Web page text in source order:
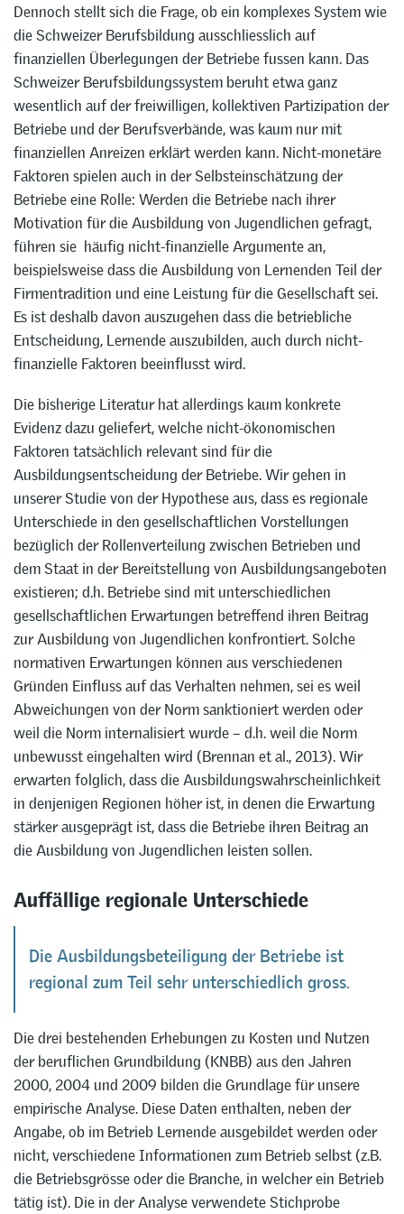
Dennoch stellt sich die Frage, ob ein komplexes System wie
die Schweizer Berufsbildung ausschliesslich auf
finanziellen Überlegungen der Betriebe fussen kann. Das
Schweizer Berufsbildungssystem beruht etwa ganz
wesentlich auf der freiwilligen, kollektiven Partizipation der
Betriebe und der Berufsverbände, was kaum nur mit
finanziellen Anreizen erklärt werden kann. Nicht-monetäre
Faktoren spielen auch in der Selbsteinschätzung der
Betriebe eine Rolle: Werden die Betriebe nach ihrer
Motivation für die Ausbildung von Jugendlichen gefragt,
führen sie häufig nicht-finanzielle Argumente an,
beispielsweise dass die Ausbildung von Lernenden Teil der
Firmentradition und eine Leistung für die Gesellschaft sei.
Es ist deshalb davon auszugehen dass die betriebliche
Entscheidung, Lernende auszubilden, auch durch nicht-
finanzielle Faktoren beeinflusst wird.
Die bisherige Literatur hat allerdings kaum konkrete
Evidenz dazu geliefert, welche nicht-ökonomischen
Faktoren tatsächlich relevant sind für die
Ausbildungsentscheidung der Betriebe. Wir gehen in
unserer Studie von der Hypothese aus, dass es regionale
Unterschiede in den gesellschaftlichen Vorstellungen
bezüglich der Rollenverteilung zwischen Betrieben und
dem Staat in der Bereitstellung von Ausbildungsangeboten
existieren; d.h. Betriebe sind mit unterschiedlichen
gesellschaftlichen Erwartungen betreffend ihren Beitrag
zur Ausbildung von Jugendlichen konfrontiert. Solche
normativen Erwartungen können aus verschiedenen
Gründen Einfluss auf das Verhalten nehmen, sei es weil
Abweichungen von der Norm sanktioniert werden oder
weil die Norm internalisiert wurde – d.h. weil die Norm
unbewusst eingehalten wird (Brennan et al., 2013). Wir
erwarten folglich, dass die Ausbildungswahrscheinlichkeit
in denjenigen Regionen höher ist, in denen die Erwartung
stärker ausgeprägt ist, dass die Betriebe ihren Beitrag an
die Ausbildung von Jugendlichen leisten sollen.
Auffällige regionale Unterschiede
Die Ausbildungsbeteiligung der Betriebe ist
regional zum Teil sehr unterschiedlich gross.
Die drei bestehenden Erhebungen zu Kosten und Nutzen
der beruflichen Grundbildung (KNBB) aus den Jahren
2000, 2004 und 2009 bilden die Grundlage für unsere
empirische Analyse. Diese Daten enthalten, neben der
Angabe, ob im Betrieb Lernende ausgebildet werden oder
nicht, verschiedene Informationen zum Betrieb selbst (z.B.
die Betriebsgrösse oder die Branche, in welcher ein Betrieb
tätig ist). Die in der Analyse verwendete Stichprobe